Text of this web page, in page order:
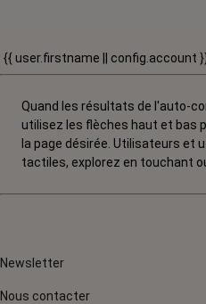
{{ user.firstname || config.account
Quand les résultats de l'auto-
utilisez les flèches haut et bas
la page désirée. Utilisateurs et
tactiles, explorez en touchant
Newsletter
Nous contacter